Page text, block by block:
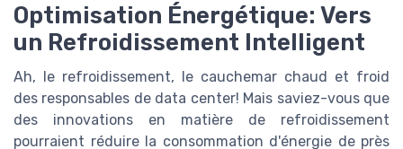
Optimisation Énergétique: Vers
un Refroidissement Intelligent
Ah, le refroidissement, le cauchemar chaud et froid
des responsables de data center! Mais saviez-vous que
des innovations en matière de refroidissement
pourraient réduire la consommation d'énergie de près